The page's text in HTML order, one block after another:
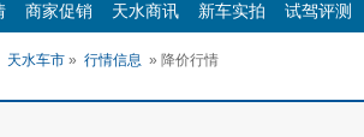
商家促销 天水商讯 新车实拍 试驾评测
天水车市 » 行情信息 » 降价行情